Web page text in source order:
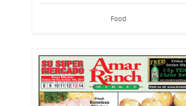
Food